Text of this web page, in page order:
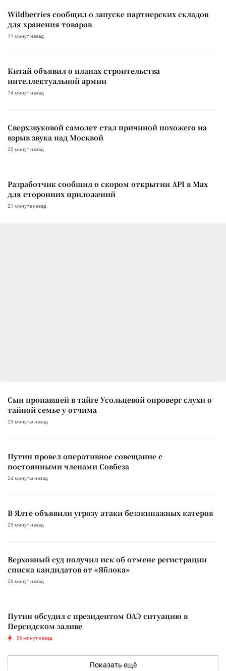
Wildberries сообщил о запуске партнерских складов
для хранения товаров
11 минут назад
Китай объявил о планах строительства
интеллектуальной армии
14 минут назад
Сверхзвуковой самолет стал причиной похожего на
взрыв звука над Москвой
20 минут назад
Разработчик сообщил о скором открытии API в Max
для сторонних приложений
21 минута назад
Сын пропавшей в тайге Усольцевой опроверг слухи о
тайной семье у отчима
23 минуты назад
Путин провел оперативное совещание с
постоянными членами Совбеза
24 минуты назад
В Ялте объявили угрозу атаки безэкипажных катеров
25 минут назад
Верховный суд получил иск об отмене регистрации
списка кандидатов от «Яблока»
26 минут назад
Путин обсудил с президентом ОАЭ ситуацию в
Персидском заливе
36 минут назад
Показать ещё